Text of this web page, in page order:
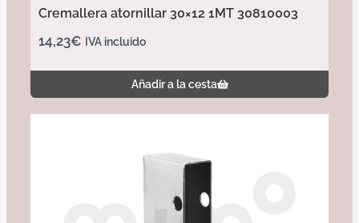
Cremallera atornillar 30×12 1MT 30810003
14,23€ IVA incluido
Añadir a la cesta